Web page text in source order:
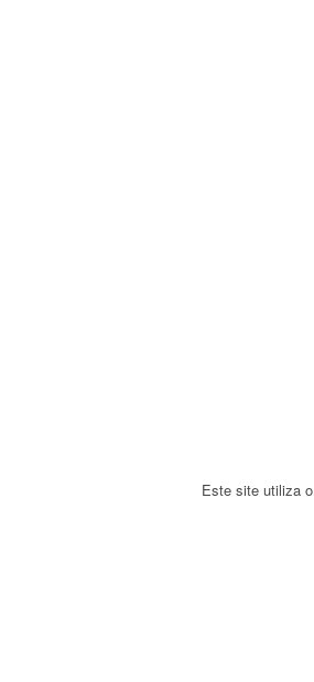
Este site utiliza